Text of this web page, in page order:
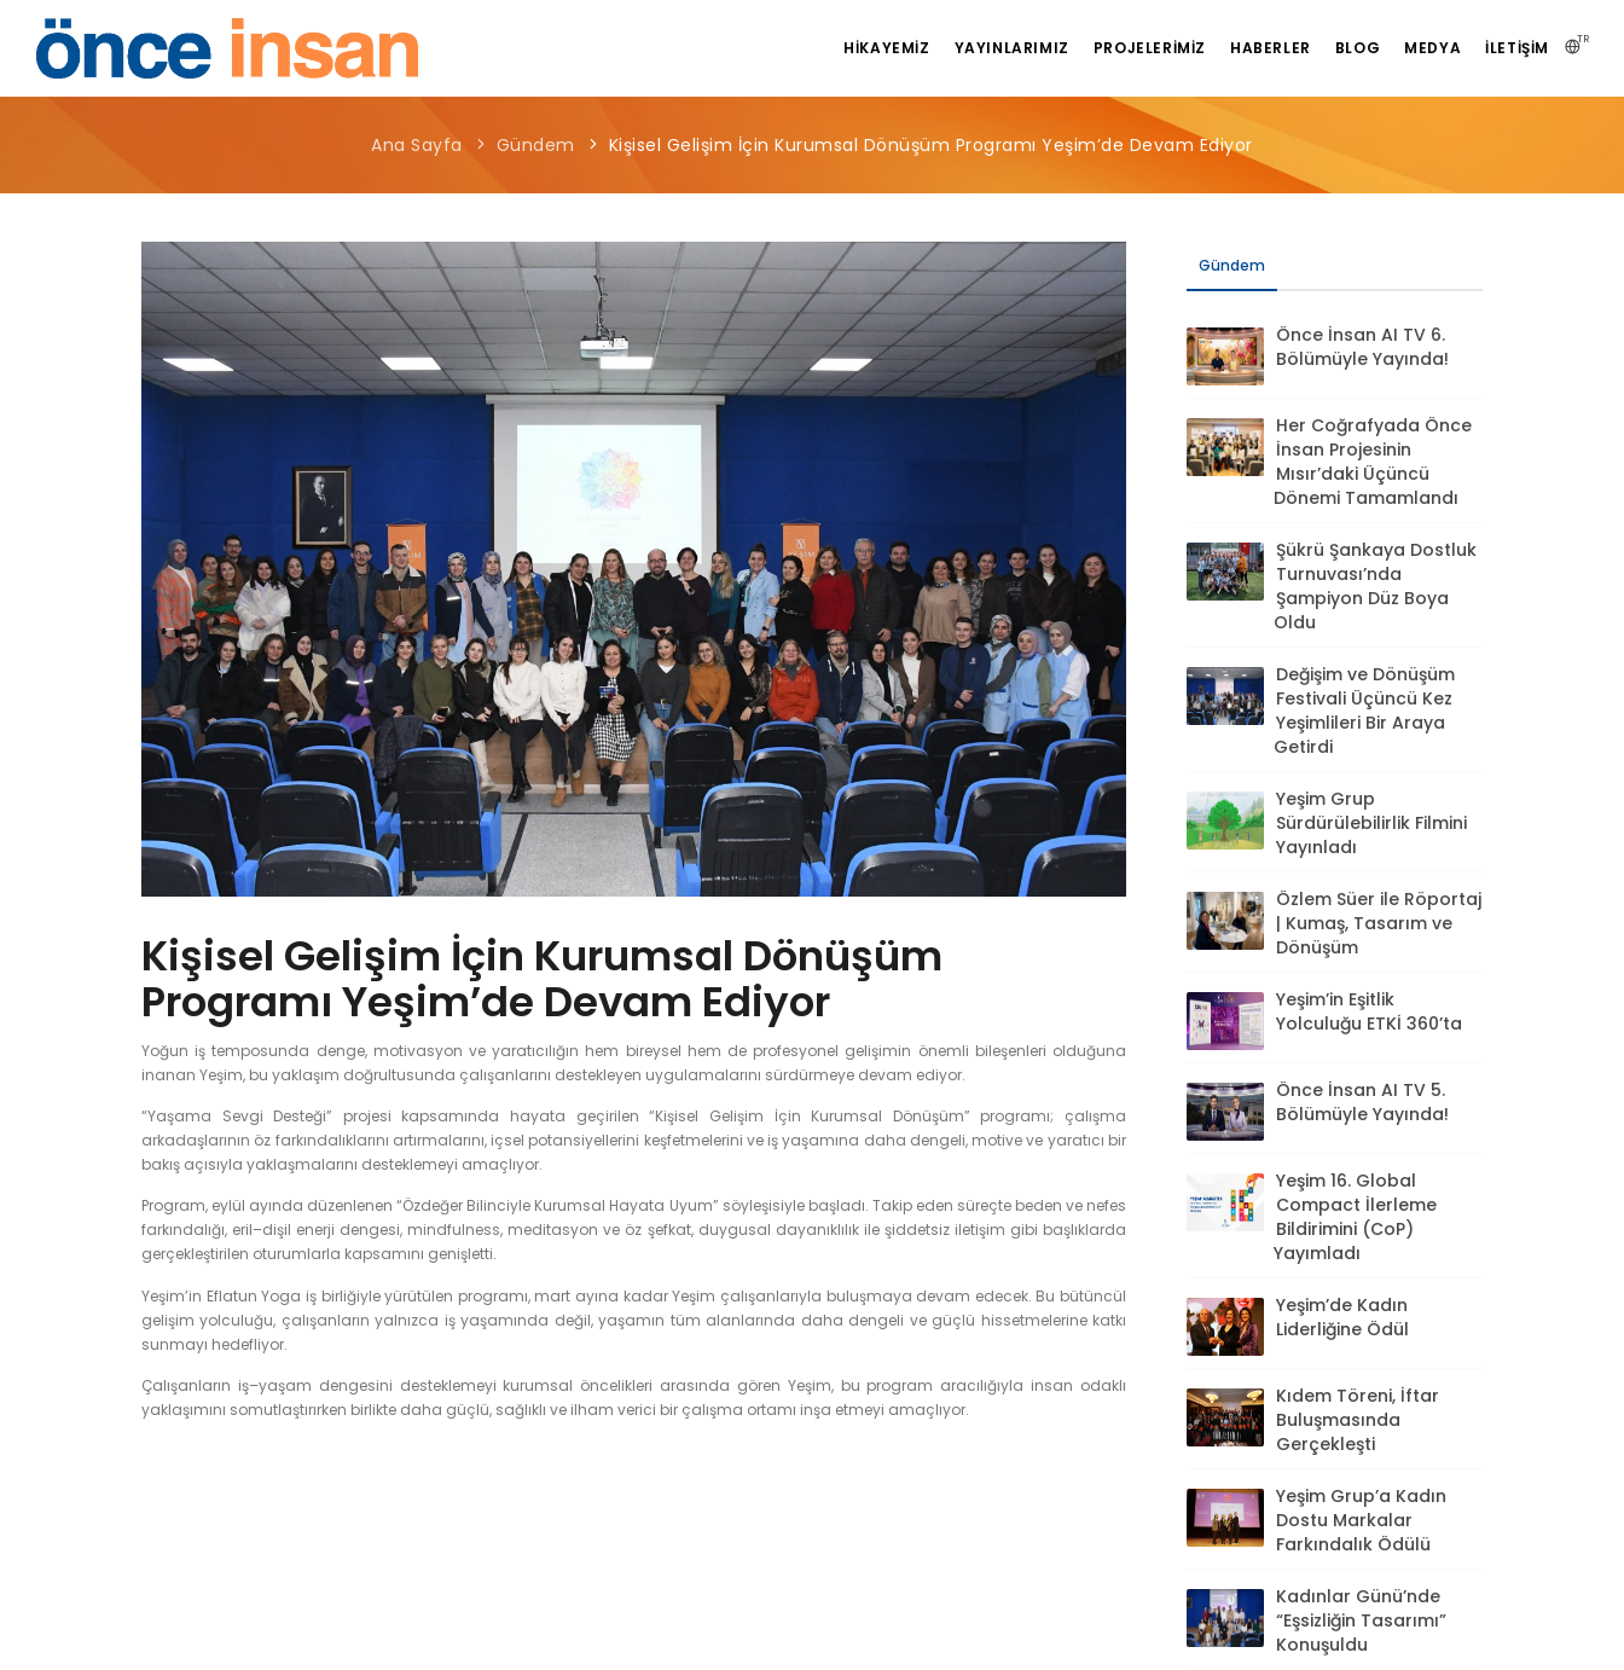
TR
HIKAYEMIZ YAYINLARIMIZ PROJELERIMIZ HABERLER BLOG MEDYA İLETIŞIM
Ana Sayfa Gündem Kişisel Gelişim İçin Kurumsal Dönüşüm Programı Yeşim’de Devam Ediyor
Kişisel Gelişim İçin Kurumsal Dönüşüm
Programı Yeşim’de Devam Ediyor
Yoğun iş temposunda denge, motivasyon ve yaratıcılığın hem bireysel hem de profesyonel gelişimin önemli bileşenleri olduğuna
inanan Yeşim, bu yaklaşım doğrultusunda çalışanlarını destekleyen uygulamalarını sürdürmeye devam ediyor.
“Yaşama Sevgi Desteği” projesi kapsamında hayata geçirilen “Kişisel Gelişim İçin Kurumsal Dönüşüm” programı; çalışma
arkadaşlarının öz farkındalıklarını artırmalarını, içsel potansiyellerini keşfetmelerini ve iş yaşamına daha dengeli, motive ve yaratıcı bir
bakış açısıyla yaklaşmalarını desteklemeyi amaçlıyor.
Program, eylül ayında düzenlenen “Özdeğer Bilinciyle Kurumsal Hayata Uyum” söyleşisiyle başladı. Takip eden süreçte beden ve nefes
farkındalığı, eril–dişil enerji dengesi, mindfulness, meditasyon ve öz şefkat, duygusal dayanıklılık ile şiddetsiz iletişim gibi başlıklarda
gerçekleştirilen oturumlarla kapsamını genişletti.
Yeşim’in Eflatun Yoga iş birliğiyle yürütülen programı, mart ayına kadar Yeşim çalışanlarıyla buluşmaya devam edecek. Bu bütüncül
gelişim yolculuğu, çalışanların yalnızca iş yaşamında değil, yaşamın tüm alanlarında daha dengeli ve güçlü hissetmelerine katkı
sunmayı hedefliyor.
Çalışanların iş–yaşam dengesini desteklemeyi kurumsal öncelikleri arasında gören Yeşim, bu program aracılığıyla insan odaklı
yaklaşımını somutlaştırırken birlikte daha güçlü, sağlıklı ve ilham verici bir çalışma ortamı inşa etmeyi amaçlıyor.
Gündem
Önce İnsan AI TV 6.
Bölümüyle Yayında!
Her Coğrafyada Önce
İnsan Projesinin
Mısır’daki Üçüncü
Dönemi Tamamlandı
Şükrü Şankaya Dostluk
Turnuvası’nda
Şampiyon Düz Boya
Oldu
Değişim ve Dönüşüm
Festivali Üçüncü Kez
Yeşimlileri Bir Araya
Getirdi
Yeşim Grup
Sürdürülebilirlik Filmini
Yayınladı
Özlem Süer ile Röportaj
| Kumaş, Tasarım ve
Dönüşüm
Yeşim’in Eşitlik
Yolculuğu ETKİ 360’ta
Önce İnsan AI TV 5.
Bölümüyle Yayında!
Yeşim 16. Global
Compact İlerleme
Bildirimini (CoP)
Yayımladı
Yeşim’de Kadın
Liderliğine Ödül
Kıdem Töreni, İftar
Buluşmasında
Gerçekleşti
Yeşim Grup’a Kadın
Dostu Markalar
Farkındalık Ödülü
Kadınlar Günü’nde
“Eşsizliğin Tasarımı”
Konuşuldu